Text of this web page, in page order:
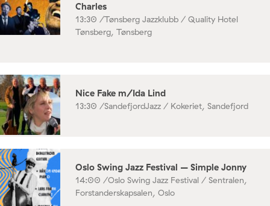
Charles
13:30 /Tønsberg Jazzklubb / Quality Hotel
Tønsberg, Tønsberg
Nice Fake m/Ida Lind
13:30 /SandefjordJazz / Kokeriet, Sandefjord
Oslo Swing Jazz Festival – Simple Jonny
14:00 /Oslo Swing Jazz Festival / Sentralen,
Forstanderskapsalen, Oslo